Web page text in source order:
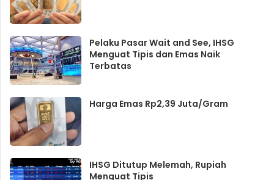
Pelaku Pasar Wait and See, IHSG
Menguat Tipis dan Emas Naik
Terbatas
Harga Emas Rp2,39 Juta/Gram
IHSG Ditutup Melemah, Rupiah
Menguat Tipis